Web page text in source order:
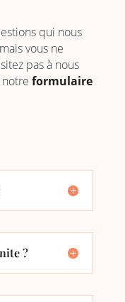
qui nous
vous ne
pas à nous
formulaire
?